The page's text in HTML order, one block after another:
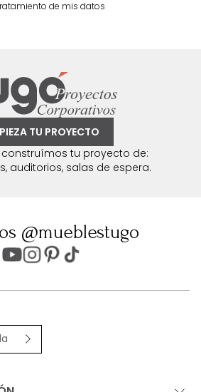
de mis datos
TU PROYECTO
tu proyecto de:
auditorios, salas de espera.
@mueblestugo